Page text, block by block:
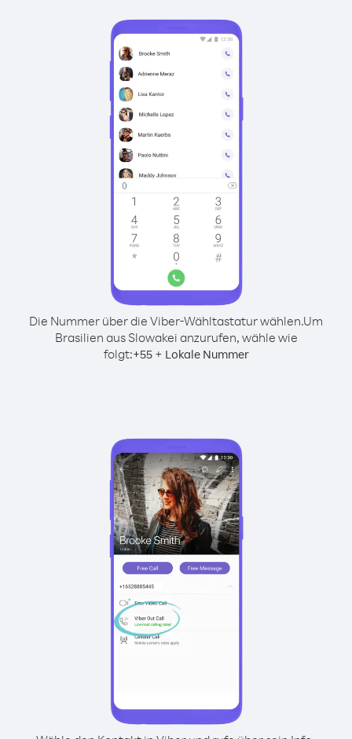
Die Nummer über die Viber-Wähltastatur wählen.Um
Brasilien aus Slowakei anzurufen, wähle wie
folgt:+55+ Lokale Nummer